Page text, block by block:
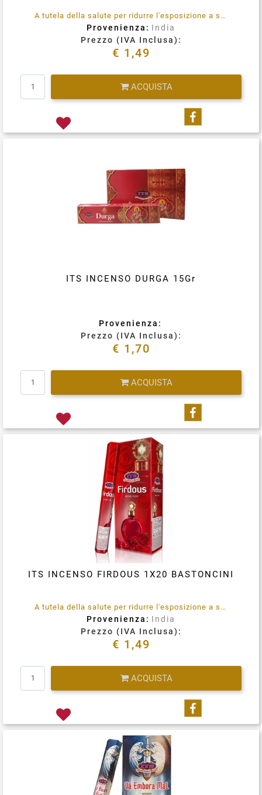
A tutela della salute per ridurre l'esposizione a sostanze emesse durante la combustione (quali benzene e toluene) utilizzare in locali opportunamente ventilati, in maniera assolutamente saltuaria.
Provenienza: India
Prezzo (IVA Inclusa):
€ 1,49
ACQUISTA
Condividi su
ITS INCENSO DURGA 15Gr
Provenienza:
Prezzo (IVA Inclusa):
€ 1,70
ACQUISTA
Condividi su
ITS INCENSO FIRDOUS 1X20 BASTONCINI
A tutela della salute per ridurre l'esposizione a sostanze emesse durante la combustione (quali benzene e toluene) utilizzare in locali opportunamente ventilati, in maniera assolutamente saltuaria.
Provenienza: India
Prezzo (IVA Inclusa):
€ 1,49
ACQUISTA
Condividi su